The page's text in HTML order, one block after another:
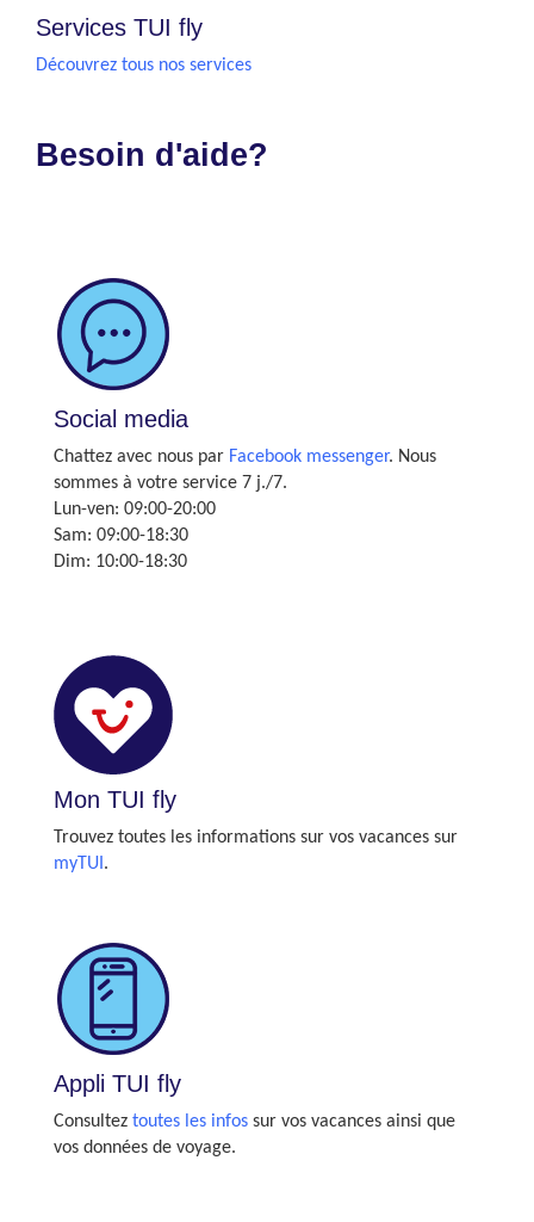
Services TUI fly
Découvrez tous nos services
Besoin d'aide?
Social media
Chattez avec nous par Facebook messenger. Nous
sommes à votre service 7 j./7.
Lun-ven: 09:00-20:00
Sam: 09:00-18:30
Dim: 10:00-18:30
Mon TUI fly
Trouvez toutes les informations sur vos vacances sur
myTUI .
Appli TUI fly
Consultez toutes les infos sur vos vacances ainsi que
vos données de voyage.